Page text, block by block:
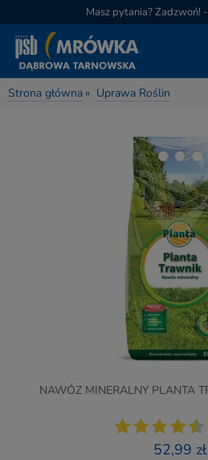
Masz pytania? Zadzwoń! -
Strona główna » Uprawa Roślin
52,99 zł